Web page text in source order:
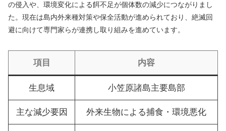
の侵入や、環境変化による餌不足が個体数の減少につながりまし
た。現在は島内外来種対策や保全活動が進められており、絶滅回
避に向けて専門家らが連携し取り組みを進めています。
項目 内容
生息域 小笠原諸島主要島部
主な減少要因 外来生物による捕食・環境悪化